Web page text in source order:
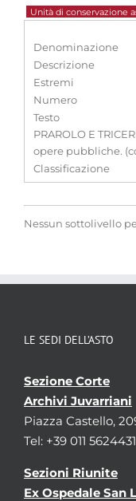
Unità di conservazione
Denominazione
Descrizione
Estremi
Numero
Testo
PRAROLO E
opere pubbliche.
Classificazione
Nessun sottolivello
LE SEDI DELL’ASTO
Sezione Corte
Archivi Juvarriani
Piazza Castello,
Tel: +39 011 5624431
Sezioni Riunite
Ex Ospedale San